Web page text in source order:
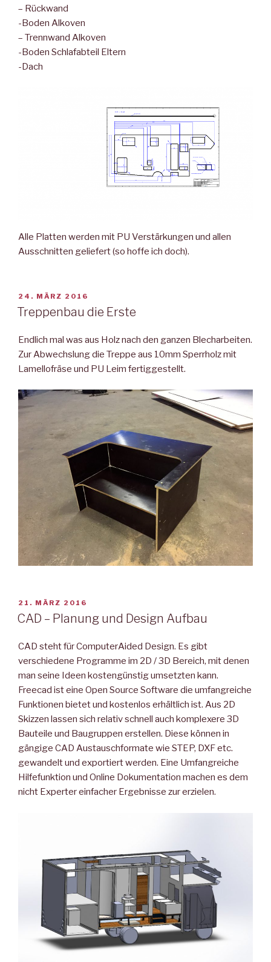
– Rückwand
-Boden Alkoven
– Trennwand Alkoven
-Boden Schlafabteil Eltern
-Dach
Alle Platten werden mit PU Verstärkungen und allen
Ausschnitten geliefert (so hoffe ich doch).
VERÖFFENTLICHT
AM
24. MÄRZ 2016
Treppenbau die Erste
Endlich mal was aus Holz nach den ganzen Blecharbeiten.
Zur Abwechslung die Treppe aus 10mm Sperrholz mit
Lamellofräse und PU Leim fertiggestellt.
VERÖFFENTLICHT
AM
21. MÄRZ 2016
CAD – Planung und Design Aufbau
CAD steht für ComputerAided Design. Es gibt
verschiedene Programme im 2D / 3D Bereich, mit denen
man seine Ideen kostengünstig umsetzten kann.
Freecad ist eine Open Source Software die umfangreiche
Funktionen bietet und kostenlos erhältlich ist. Aus 2D
Skizzen lassen sich relativ schnell auch komplexere 3D
Bauteile und Baugruppen erstellen. Diese können in
gängige CAD Austauschformate wie STEP, DXF etc.
gewandelt und exportiert werden. Eine Umfangreiche
Hilfefunktion und Online Dokumentation machen es dem
nicht Experter einfacher Ergebnisse zur erzielen.